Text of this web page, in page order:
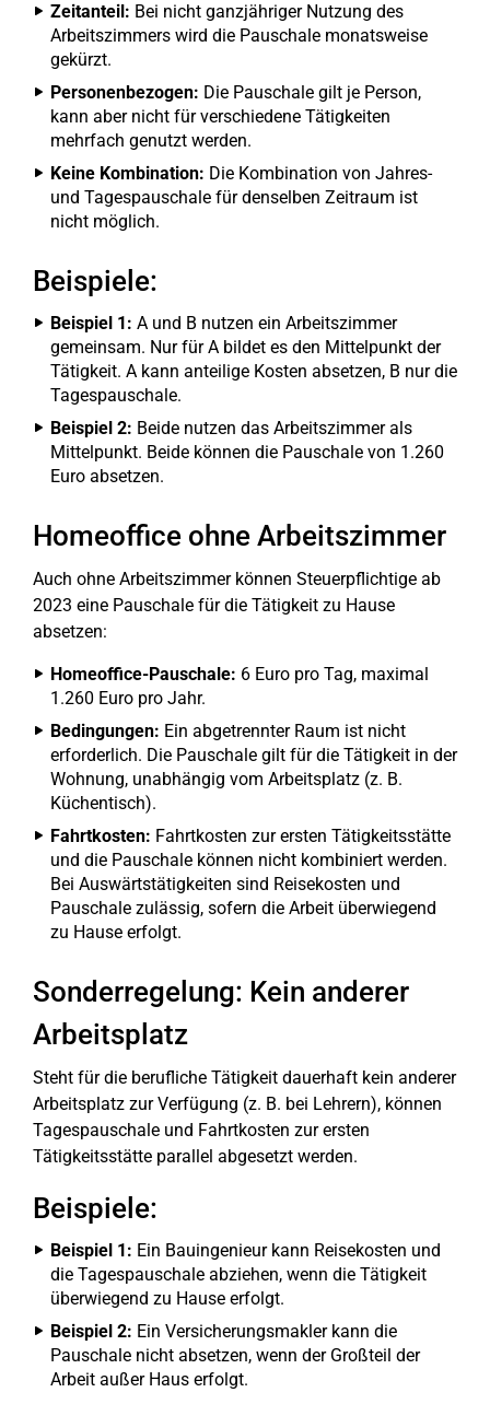
Zeitanteil: Bei nicht ganzjähriger Nutzung des
Arbeitszimmers wird die Pauschale monatsweise
gekürzt.
Personenbezogen: Die Pauschale gilt je Person,
kann aber nicht für verschiedene Tätigkeiten
mehrfach genutzt werden.
Keine Kombination: Die Kombination von Jahres-
und Tagespauschale für denselben Zeitraum ist
nicht möglich.
Beispiele:
Beispiel 1: A und B nutzen ein Arbeitszimmer
gemeinsam. Nur für A bildet es den Mittelpunkt der
Tätigkeit. A kann anteilige Kosten absetzen, B nur die
Tagespauschale.
Beispiel 2: Beide nutzen das Arbeitszimmer als
Mittelpunkt. Beide können die Pauschale von 1.260
Euro absetzen.
Homeoffice ohne Arbeitszimmer
Auch ohne Arbeitszimmer können Steuerpflichtige ab
2023 eine Pauschale für die Tätigkeit zu Hause
absetzen:
Homeoffice-Pauschale: 6 Euro pro Tag, maximal
1.260 Euro pro Jahr.
Bedingungen: Ein abgetrennter Raum ist nicht
erforderlich. Die Pauschale gilt für die Tätigkeit in der
Wohnung, unabhängig vom Arbeitsplatz (z. B.
Küchentisch).
Fahrtkosten: Fahrtkosten zur ersten Tätigkeitsstätte
und die Pauschale können nicht kombiniert werden.
Bei Auswärtstätigkeiten sind Reisekosten und
Pauschale zulässig, sofern die Arbeit überwiegend
zu Hause erfolgt.
Sonderregelung: Kein anderer
Arbeitsplatz
Steht für die berufliche Tätigkeit dauerhaft kein anderer
Arbeitsplatz zur Verfügung (z. B. bei Lehrern), können
Tagespauschale und Fahrtkosten zur ersten
Tätigkeitsstätte parallel abgesetzt werden.
Beispiele:
Beispiel 1: Ein Bauingenieur kann Reisekosten und
die Tagespauschale abziehen, wenn die Tätigkeit
überwiegend zu Hause erfolgt.
Beispiel 2: Ein Versicherungsmakler kann die
Pauschale nicht absetzen, wenn der Großteil der
Arbeit außer Haus erfolgt.